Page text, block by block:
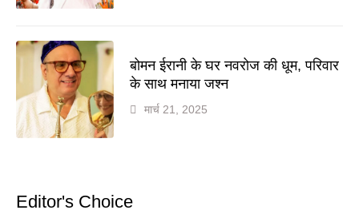
बोमन ईरानी के घर नवरोज की धूम, परिवार
के साथ मनाया जश्न
मार्च 21, 2025
Editor's Choice